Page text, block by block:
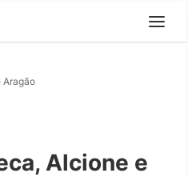
Aragão
Alcione e